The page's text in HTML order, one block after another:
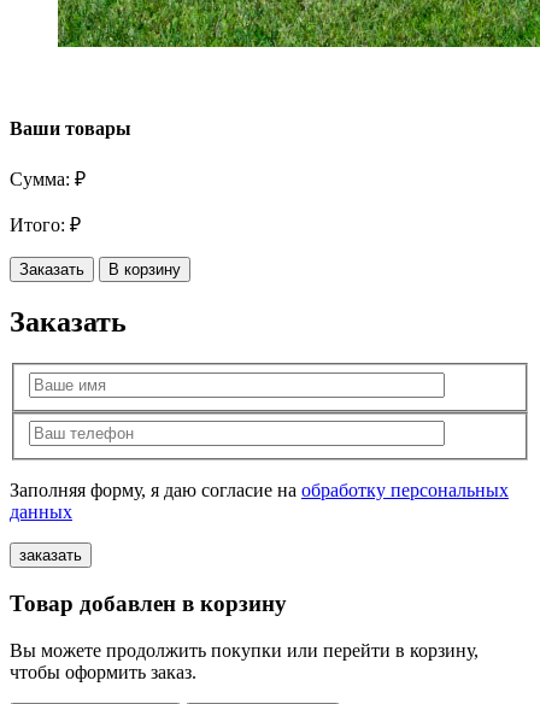
Ваши товары
Сумма: ₽
Итого: ₽
Заказать В корзину
Заказать
Заполняя форму, я даю согласие на обработку персональных
данных
Товар добавлен в корзину
Вы можете продолжить покупки или перейти в корзину,
чтобы оформить заказ.